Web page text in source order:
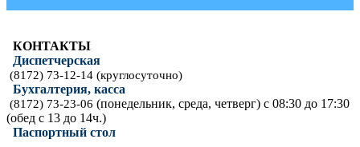
КОНТАКТЫ
Диспетчерская
(8172) 73-12-14 (круглосуточно)
Бухгалтерия, касса
(8172) 73-23-06 (понедельник, среда, четверг) с 08:30 до 17:30
(обед с 13 до 14ч.)
Паспортный стол